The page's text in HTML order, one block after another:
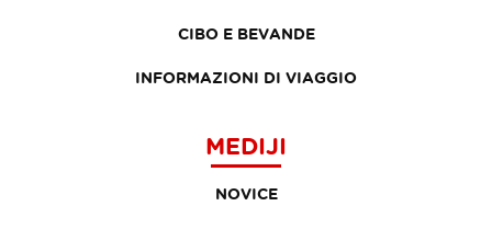
CIBO E BEVANDE
INFORMAZIONI DI VIAGGIO
MEDIJI
NOVICE